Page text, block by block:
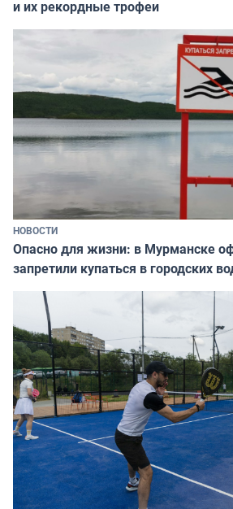
и их рекордные трофеи
НОВОСТИ
Опасно для жизни: в Мурманске
запретили купаться в городских